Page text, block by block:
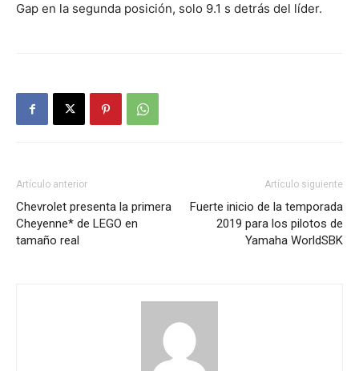
Gap en la segunda posición, solo 9.1 s detrás del líder.
Artículo anterior
Chevrolet presenta la primera
Cheyenne* de LEGO en
tamaño real
Artículo siguiente
Fuerte inicio de la temporada
2019 para los pilotos de
Yamaha WorldSBK